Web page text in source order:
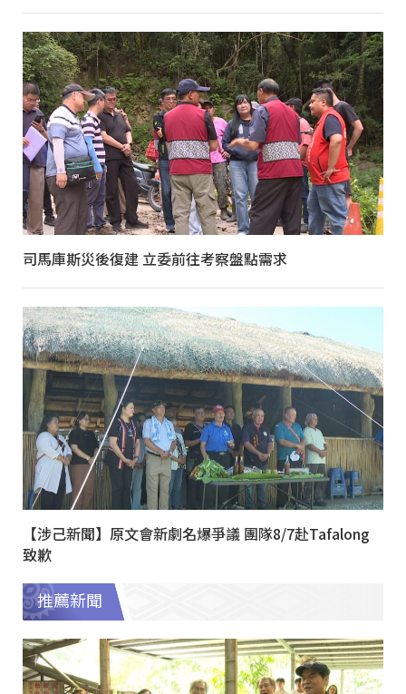
司馬庫斯災後復建 立委前往考察盤點需求
【涉己新聞】原文會新劇名爆爭議 團隊8/7赴Tafalong
致歉
推薦新聞